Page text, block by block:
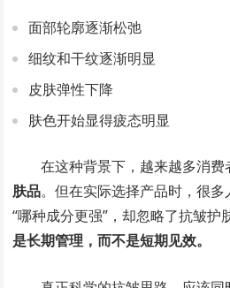
面部轮廓逐渐松弛
细纹和干纹逐渐明显
皮肤弹性下降
肤色开始显得疲态明显
在这种背景下，越来越多消费
肤品。但在实际选择产品时，很多
“哪种成分更强”，却忽略了抗皱
是长期管理，而不是短期见效。